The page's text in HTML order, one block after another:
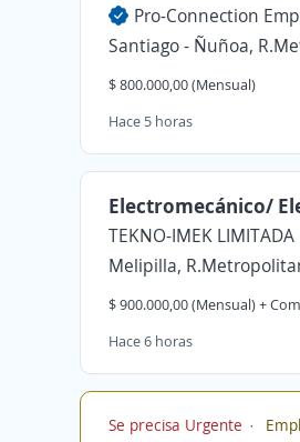
Pro-Connection
Santiago - Ñuñoa,
$ 800.000,00 (Mensual)
Hace 5 horas
Electromecánico/
TEKNO-IMEK LIMITADA
Melipilla,
$ 900.000,00 (Mensual) +
Hace 6 horas
Se precisa Urgente